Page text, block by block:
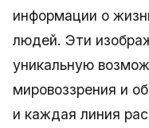
информации о
людей. Эти
уникальную
мировоззрения и
и каждая линия